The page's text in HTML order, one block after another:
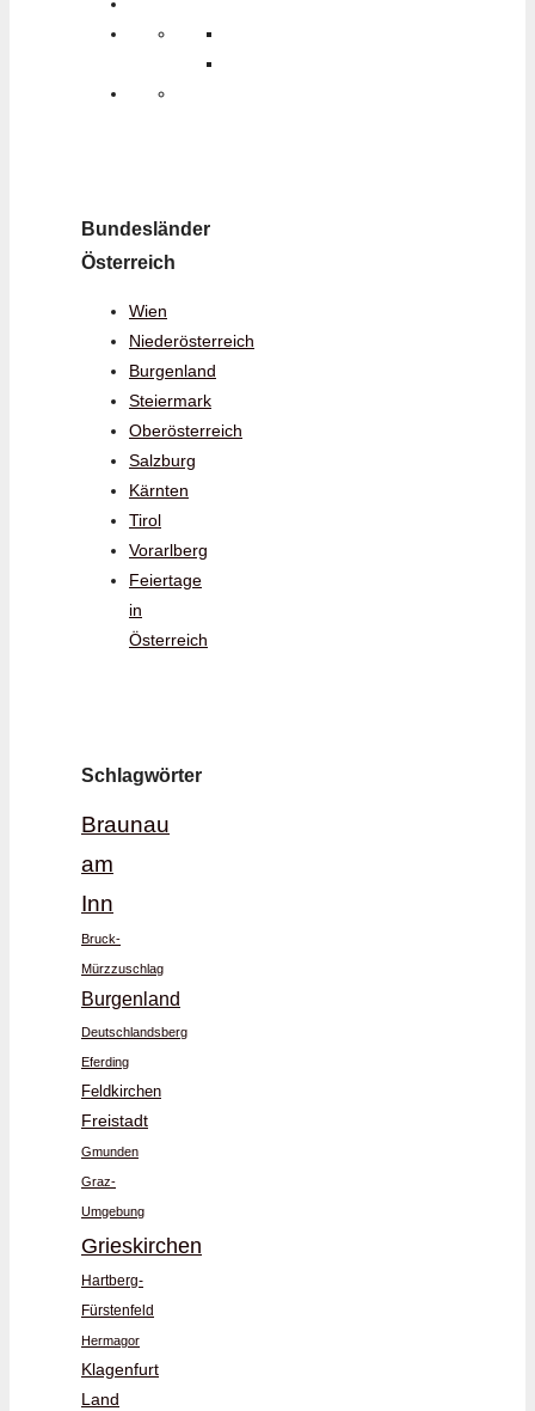
Bundesländer
Österreich
Wien
Niederösterreich
Burgenland
Steiermark
Oberösterreich
Salzburg
Kärnten
Tirol
Vorarlberg
Feiertage
in
Österreich
Schlagwörter
Braunau
am
Inn
Bruck-
Mürzzuschlag
Burgenland
Deutschlandsberg
Eferding
Feldkirchen
Freistadt
Gmunden
Graz-
Umgebung
Grieskirchen
Hartberg-
Fürstenfeld
Hermagor
Klagenfurt
Land